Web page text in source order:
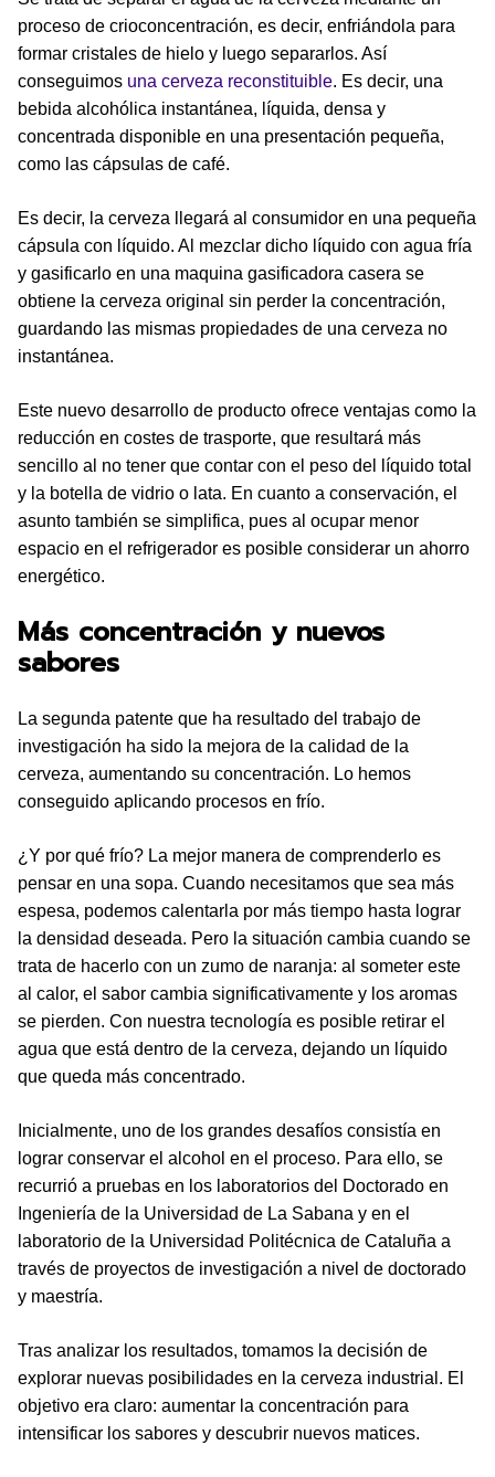
proceso de crioconcentración, es decir, enfriándola para
formar cristales de hielo y luego separarlos. Así
conseguimos una cerveza reconstituible. Es decir, una
bebida alcohólica instantánea, líquida, densa y
concentrada disponible en una presentación pequeña,
como las cápsulas de café.
Es decir, la cerveza llegará al consumidor en una pequeña
cápsula con líquido. Al mezclar dicho líquido con agua fría
y gasificarlo en una maquina gasificadora casera se
obtiene la cerveza original sin perder la concentración,
guardando las mismas propiedades de una cerveza no
instantánea.
Este nuevo desarrollo de producto ofrece ventajas como la
reducción en costes de trasporte, que resultará más
sencillo al no tener que contar con el peso del líquido total
y la botella de vidrio o lata. En cuanto a conservación, el
asunto también se simplifica, pues al ocupar menor
espacio en el refrigerador es posible considerar un ahorro
energético.
Más concentración y nuevos
sabores
La segunda patente que ha resultado del trabajo de
investigación ha sido la mejora de la calidad de la
cerveza, aumentando su concentración. Lo hemos
conseguido aplicando procesos en frío.
¿Y por qué frío? La mejor manera de comprenderlo es
pensar en una sopa. Cuando necesitamos que sea más
espesa, podemos calentarla por más tiempo hasta lograr
la densidad deseada. Pero la situación cambia cuando se
trata de hacerlo con un zumo de naranja: al someter este
al calor, el sabor cambia significativamente y los aromas
se pierden. Con nuestra tecnología es posible retirar el
agua que está dentro de la cerveza, dejando un líquido
que queda más concentrado.
Inicialmente, uno de los grandes desafíos consistía en
lograr conservar el alcohol en el proceso. Para ello, se
recurrió a pruebas en los laboratorios del Doctorado en
Ingeniería de la Universidad de La Sabana y en el
laboratorio de la Universidad Politécnica de Cataluña a
través de proyectos de investigación a nivel de doctorado
y maestría.
Tras analizar los resultados, tomamos la decisión de
explorar nuevas posibilidades en la cerveza industrial. El
objetivo era claro: aumentar la concentración para
intensificar los sabores y descubrir nuevos matices.